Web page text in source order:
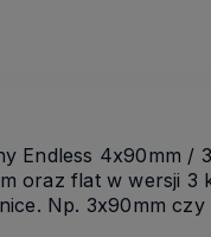
Endless 4x90mm /
oraz flat w wersji 3
Np. 3x90mm